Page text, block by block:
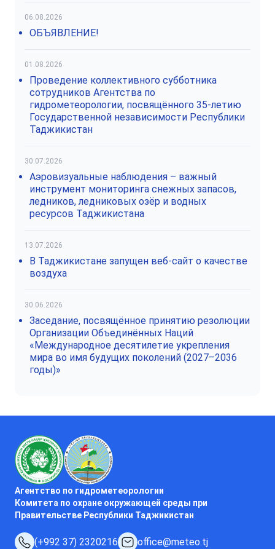
06.08.2026
ОБЪЯВЛЕНИЕ!
01.08.2026
Проведение коллективного субботника
сотрудников Агентства по
гидрометеорологии, посвящённого 35-летию
Государственной независимости Республики
Таджикистан
30.07.2026
Аэровизуальные наблюдения – важный
инструмент мониторинга снежных запасов,
ледников, ледниковых озёр и водных
ресурсов Таджикистана
13.07.2026
В Таджикистане запущен веб-сайт о качестве
воздуха
30.06.2026
Заседание, посвящённое принятию резолюции
Организации Объединённых Наций
«Международное десятилетие укрепления
мира во имя будущих поколений (2027–2036
годы)»
Агентство по гидрометеорологии
Комитета по охране окружающей среды при
Правительстве Республики Таджикистан
(+992 37) 2320216 office@meteo.tj